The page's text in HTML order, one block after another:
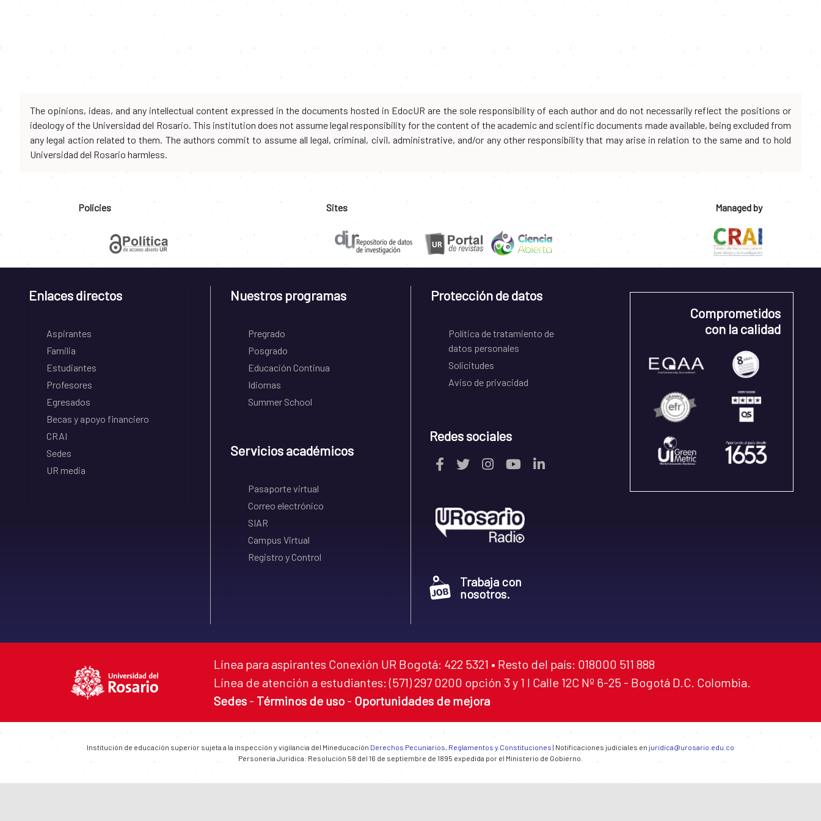
The opinions, ideas, and any intellectual content expressed in the documents hosted in EdocUR are the sole responsibility of each author and do not necessarily reflect the positions or
ideology of the Universidad del Rosario. This institution does not assume legal responsibility for the content of the academic and scientific documents made available, being excluded from
any legal action related to them. The authors commit to assume all legal, criminal, civil, administrative, and/or any other responsibility that may arise in relation to the same and to hold
Universidad del Rosario harmless.
Policies Sites Managed by
Enlaces directos
Aspirantes
Familia
Estudiantes
Profesores
Egresados
Becas y apoyo financiero
CRAI
Sedes
UR media
Nuestros programas
Pregrado
Posgrado
Educación Continua
Idiomas
Summer School
Servicios académicos
Pasaporte virtual
Correo electrónico
SIAR
Campus Virtual
Registro y Control
Protección de datos
Política de tratamiento de
datos personales
Solicitudes
Aviso de privacidad
Redes sociales
Trabaja con
nosotros.
Comprometidos
con la calidad
Línea para aspirantes Conexión UR Bogotá: 422 5321 • Resto del país: 018000 511 888
Línea de atención a estudiantes: (571) 297 0200 opción 3 y 1 I Calle 12C Nº 6-25 - Bogotá D.C. Colombia.
Sedes - Términos de uso - Oportunidades de mejora
Institución de educación superior sujeta a la inspección y vigilancia del Mineducación Derechos Pecuniarios, Reglamentos y Constituciones | Notificaciones judiciales en juridica@urosario.edu.co
Personería Jurídica: Resolución 58 del 16 de septiembre de 1895 expedida por el Ministerio de Gobierno.